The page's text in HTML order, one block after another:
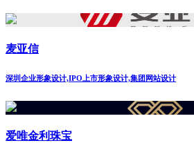
麦亚信
深圳企业形象设计,IPO上市形象设计,集团网站设计
爱唯金利珠宝